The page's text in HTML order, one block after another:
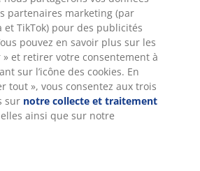
partenaires marketing (par
et TikTok) pour des publicités
pouvez en savoir plus sur les
et retirer votre consentement à
sur l’icône des cookies. En
tout », vous consentez aux trois
sur notre collecte et traitement
ainsi que sur notre